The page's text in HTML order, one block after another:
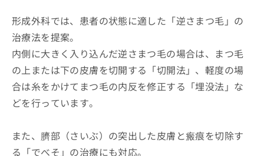
形成外科では、患者の状態に適した「逆さまつ毛」の
治療法を提案。
内側に大きく入り込んだ逆さまつ毛の場合は、まつ毛
の上または下の皮膚を切開する「切開法」、軽度の場
合は糸をかけてまつ毛の内反を修正する「埋没法」な
どを行っています。
また、臍部（さいぶ）の突出した皮膚と瘢痕を切除す
る「でべそ」の治療にも対応。